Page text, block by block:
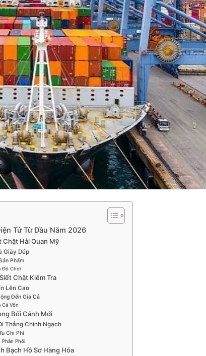
Tử Từ Đầu Năm 2026
Chặt Hải Quan Mỹ
Giày Dép
Phẩm
Đồ Chơi
Chặt Kiểm Tra
Lên Cao
Đến Giá Cả
Cả Vốn
Bối Cảnh Mới
Thẳng Chính Ngạch
Chi Phí
Phân Phối
Bạch Hồ Sơ Hàng Hóa